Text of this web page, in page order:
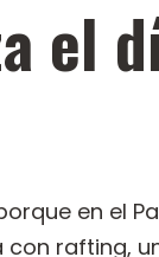
el
en el
con rafting,